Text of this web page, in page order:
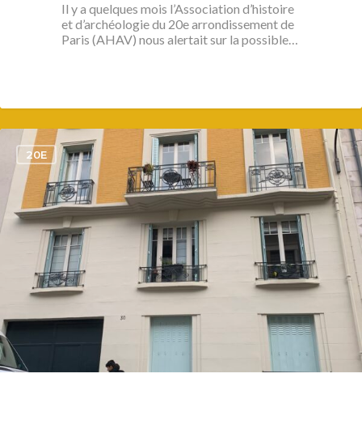
Il y a quelques mois l’Association d’histoire
et d’archéologie du 20e arrondissement de
Paris (AHAV) nous alertait sur la possible…
20E
1